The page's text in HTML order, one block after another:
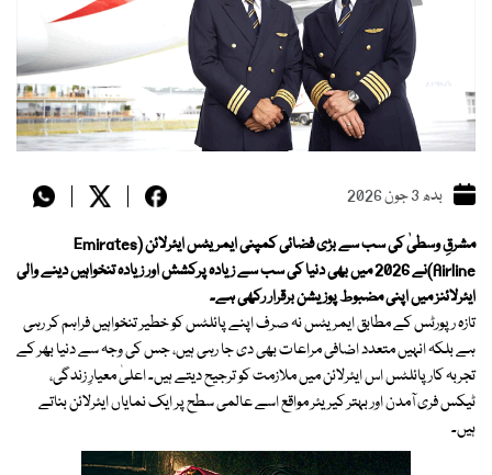
بدھ 3 جون 2026
مشرقِ وسطیٰ کی سب سے بڑی فضائی کمپنی ایمریٹس ایئرلائن (Emirates
Airline)نے 2026 میں بھی دنیا کی سب سے زیادہ پرکشش اور زیادہ تنخواہیں دینے والی
ایئرلائنز میں اپنی مضبوط پوزیشن برقرار رکھی ہے۔
تازہ رپورٹس کے مطابق ایمریٹس نہ صرف اپنے پائلٹس کو خطیر تنخواہیں فراہم کر رہی
ہے بلکہ انہیں متعدد اضافی مراعات بھی دی جا رہی ہیں، جس کی وجہ سے دنیا بھر کے
تجربہ کار پائلٹس اس ایئرلائن میں ملازمت کو ترجیح دیتے ہیں۔ اعلیٰ معیارِ زندگی،
ٹیکس فری آمدن اور بہتر کیریئر مواقع اسے عالمی سطح پر ایک نمایاں ایئرلائن بناتے
ہیں۔